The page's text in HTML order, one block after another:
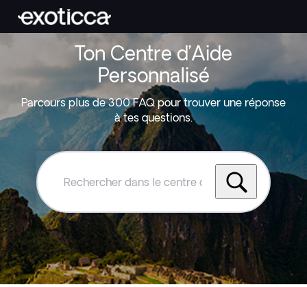
Ton Centre d’Aide
Personnalisé
Parcours plus de 300 FAQ pour trouver une réponse
à tes questions.
Rechercher
le
centre
d'aide
Exoticca